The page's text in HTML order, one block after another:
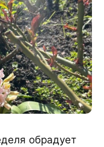
обрадует